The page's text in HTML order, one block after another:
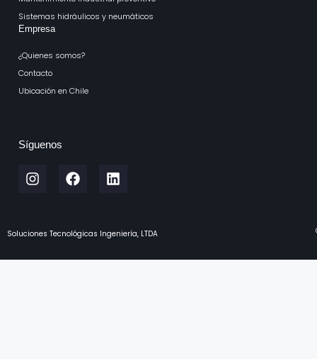
Sistemas hidráulicos y neumáticos
Empresa
¿Quienes somos?
Contacto
Ubicación en Chile
Síguenos
Soluciones Tecnológicas Ingeniería, LTDA